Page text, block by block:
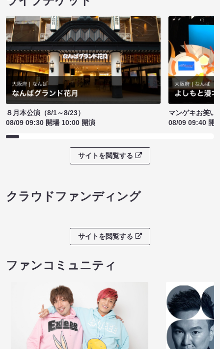
８月本公演（8/1～8/23）
08/09 09:30 開場 10:00 開演
マンゲキお笑い
08/09 09:40 開
サイトを閲覧する
クラウドファンディング
サイトを閲覧する
ファンコミュニティ